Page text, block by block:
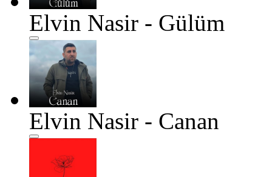
Elvin Nasir - Gülüm
Elvin Nasir - Canan